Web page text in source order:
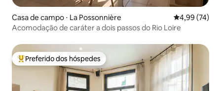
Casa de campo ⋅ La Possonnière 4,99 de uma
4,99 (74)
Acomodação de caráter a dois passos do Rio Loire
Entre os melhores preferidos dos hóspedes
Preferido dos hóspedes